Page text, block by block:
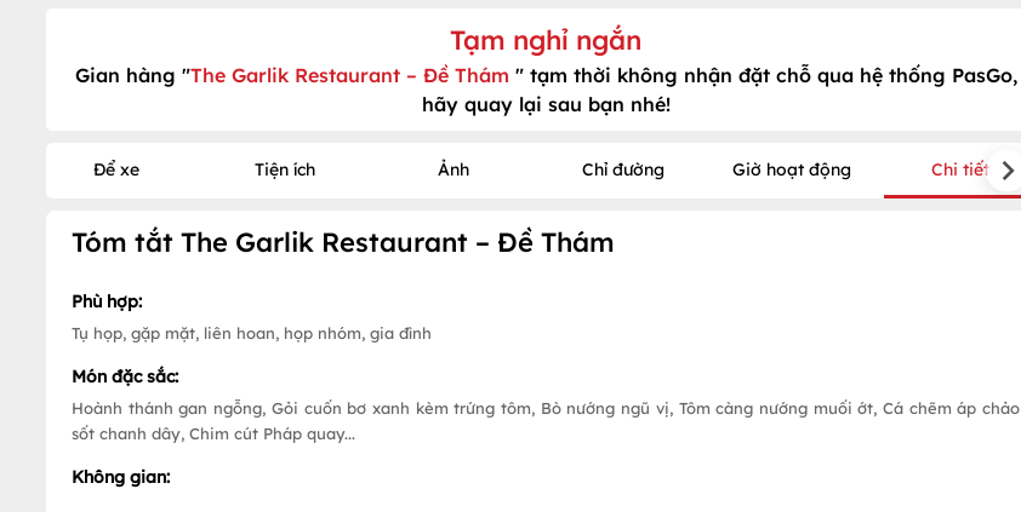
Tạm nghỉ ngắn
Gian hàng "The Garlik Restaurant – Đề Thám " tạm thời không nhận đặt chỗ qua hệ thống PasGo,
hãy quay lại sau bạn nhé!
Để xe Tiện ích Ảnh Chỉ đường Giờ hoạt động Chi tiết
Tóm tắt The Garlik Restaurant – Đề Thám
Phù hợp:
Tụ họp, gặp mặt, liên hoan, họp nhóm, gia đình
Món đặc sắc:
Hoành thánh gan ngỗng, Gỏi cuốn bơ xanh kèm trứng tôm, Bò nướng ngũ vị, Tôm càng nướng muối ớt, Cá chẽm áp chảo
sốt chanh dây, Chim cút Pháp quay...
Không gian: